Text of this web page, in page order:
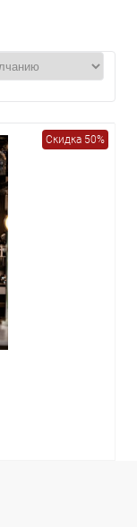
Скидка 50%